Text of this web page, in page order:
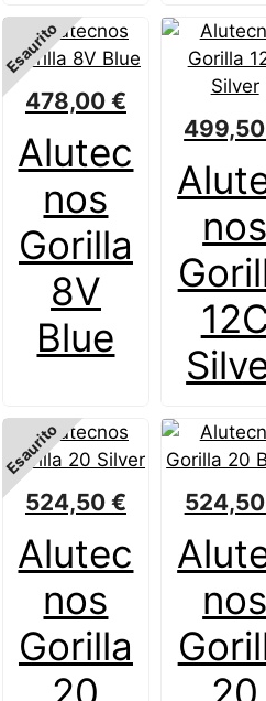
Esaurito
Alutec
nos
Gorilla
8V
Blue
478,00 €
Esaurito
Alutec
nos
Gorilla
524,50 €